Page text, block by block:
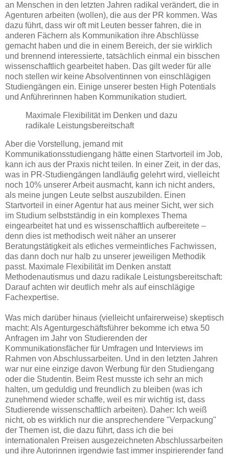
an Menschen in den letzten Jahren radikal verändert, die in
Agenturen arbeiten (wollen), die aus der PR kommen. Was
dazu führt, dass wir oft mit Leuten besser fahren, die in
anderen Fächern als Kommunikation ihre Abschlüsse
gemacht haben und die in einem Bereich, der sie wirklich
und brennend interessierte, tatsächlich einmal ein bisschen
wissenschaftlich gearbeitet haben. Das gilt weder für alle
noch stellen wir keine Absolventinnen von einschlägigen
Studiengängen ein. Einige unserer besten High Potentials
und Anführerinnen haben Kommunikation studiert.
Maximale Flexibilität im Denken und dazu
radikale Leistungsbereitschaft
Aber die Vorstellung, jemand mit
Kommunikationsstudiengang hätte einen Startvorteil im Job,
kann ich aus der Praxis nicht teilen. In einer Zeit, in der das,
was in PR-Studiengängen landläufig gelehrt wird, vielleicht
noch 10% unserer Arbeit ausmacht, kann ich nicht anders,
als meine jungen Leute selbst auszubilden. Einen
Startvorteil in einer Agentur hat aus meiner Sicht, wer sich
im Studium selbstständig in ein komplexes Thema
eingearbeitet hat und es wissenschaftlich aufbereitete –
denn dies ist methodisch weit näher an unserer
Beratungstätigkeit als etliches vermeintliches Fachwissen,
das dann doch nur halb zu unserer jeweiligen Methodik
passt. Maximale Flexibilität im Denken anstatt
Methodenautismus und dazu radikale Leistungsbereitschaft:
Darauf achten wir deutlich mehr als auf einschlägige
Fachexpertise.
Was mich darüber hinaus (vielleicht unfairerweise) skeptisch
macht: Als Agenturgeschäftsführer bekomme ich etwa 50
Anfragen im Jahr von Studierenden der
Kommunikationsfächer für Umfragen und Interviews im
Rahmen von Abschlussarbeiten. Und in den letzten Jahren
war nur eine einzige davon Werbung für den Studiengang
oder die Studentin. Beim Rest musste ich sehr an mich
halten, um geduldig und freundlich zu bleiben (was ich
zunehmend wieder schaffe, weil es mir wichtig ist, dass
Studierende wissenschaftlich arbeiten). Daher: Ich weiß
nicht, ob es wirklich nur die ansprechendere "Verpackung"
der Themen ist, die dazu führt, dass ich die bei
internationalen Preisen ausgezeichneten Abschlussarbeiten
und ihre Autorinnen irgendwie fast immer inspirierender fand